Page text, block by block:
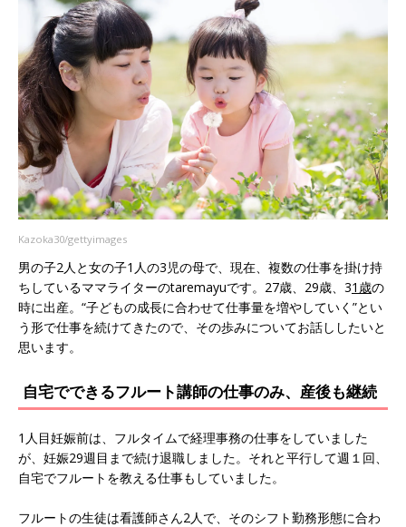
Kazoka30/gettyimages
男の子2人と女の子1人の3児の母で、現在、複数の仕事を掛け持
ちしているママライターのtaremayuです。27歳、29歳、31歳の
時に出産。“子どもの成長に合わせて仕事量を増やしていく”とい
う形で仕事を続けてきたので、その歩みについてお話ししたいと
思います。
自宅でできるフルート講師の仕事のみ、産後も継続
1人目妊娠前は、フルタイムで経理事務の仕事をしていました
が、妊娠29週目まで続け退職しました。それと平行して週１回、
自宅でフルートを教える仕事もしていました。
フルートの生徒は看護師さん2人で、そのシフト勤務形態に合わ